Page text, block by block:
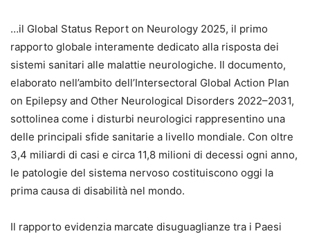
…il Global Status Report on Neurology 2025, il primo
rapporto globale interamente dedicato alla risposta dei
sistemi sanitari alle malattie neurologiche. Il documento,
elaborato nell’ambito dell’Intersectoral Global Action Plan
on Epilepsy and Other Neurological Disorders 2022–2031,
sottolinea come i disturbi neurologici rappresentino una
delle principali sfide sanitarie a livello mondiale. Con oltre
3,4 miliardi di casi e circa 11,8 milioni di decessi ogni anno,
le patologie del sistema nervoso costituiscono oggi la
prima causa di disabilità nel mondo.
Il rapporto evidenzia marcate disuguaglianze tra i Paesi